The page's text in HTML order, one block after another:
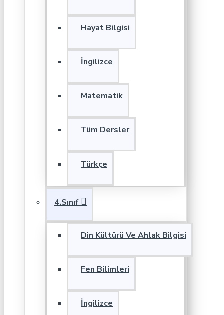
Hayat Bilgisi
İngilizce
Matematik
Tüm Dersler
Türkçe
4.Sınıf
Din Kültürü Ve Ahlak Bilgisi
Fen Bilimleri
İngilizce